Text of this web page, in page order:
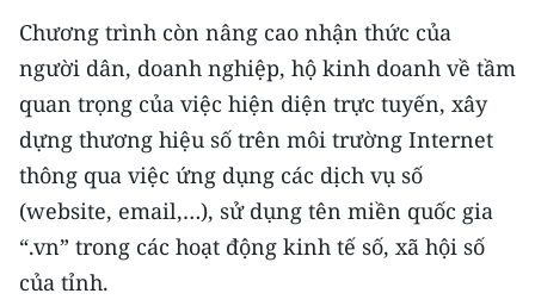
Bắc Trung Bộ
Duyên hải Nam Trung Bộ và Tây
Nguyên
Đông Nam Bộ
Đồng bằng sông Cửu Long
Chuyên trang Hà Nội
Chương trình còn nâng cao nhận thức của
người dân, doanh nghiệp, hộ kinh doanh về tầm
quan trọng của việc hiện diện trực tuyến, xây
dựng thương hiệu số trên môi trường Internet
thông qua việc ứng dụng các dịch vụ số
(website, email,…), sử dụng tên miền quốc gia
“.vn” trong các hoạt động kinh tế số, xã hội số
của tỉnh.